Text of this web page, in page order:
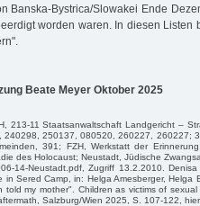
Banska-Bystrica/Slowakei Ende
worden waren. In diesen Listen
Beate Meyer Oktober 2025
213-11 Staatsanwaltschaft Landgericht –
240298, 250137, 080520, 260227, 260227;
391; FZH, Werkstatt der
des Holocaust; Neustadt, Jüdische
14-Neustadt.pdf, Zugriff 13.2.2010.
Sered Camp, in: Helga Amesberger, Helga
told my mother". Children as victims of
Salzburg/Wien 2025, S. 107-122,